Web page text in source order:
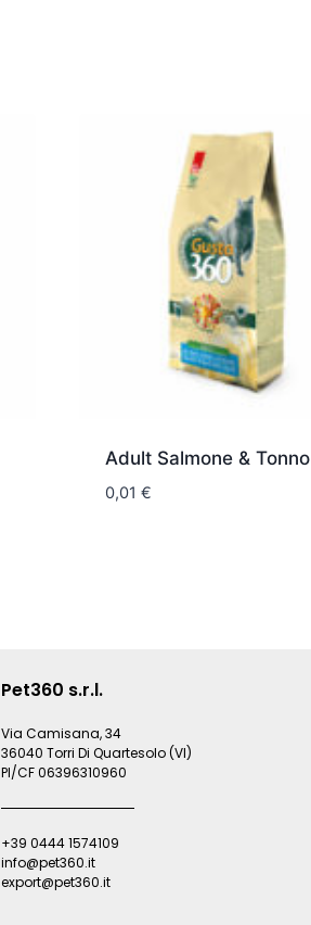
Adult Salmone & Tonno
0,01 €
Pet360 s.r.l.
Via Camisana, 34
36040 Torri Di Quartesolo (VI)
PI/CF 06396310960
+39 0444 1574109
info@pet360.it
export@pet360.it